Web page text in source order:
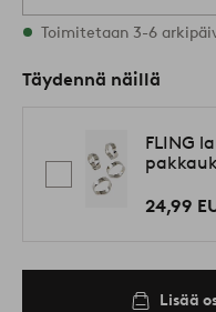
Varastossa
Toimitetaan 3-6
Täydennä näillä
FLING
24,99
Lisää